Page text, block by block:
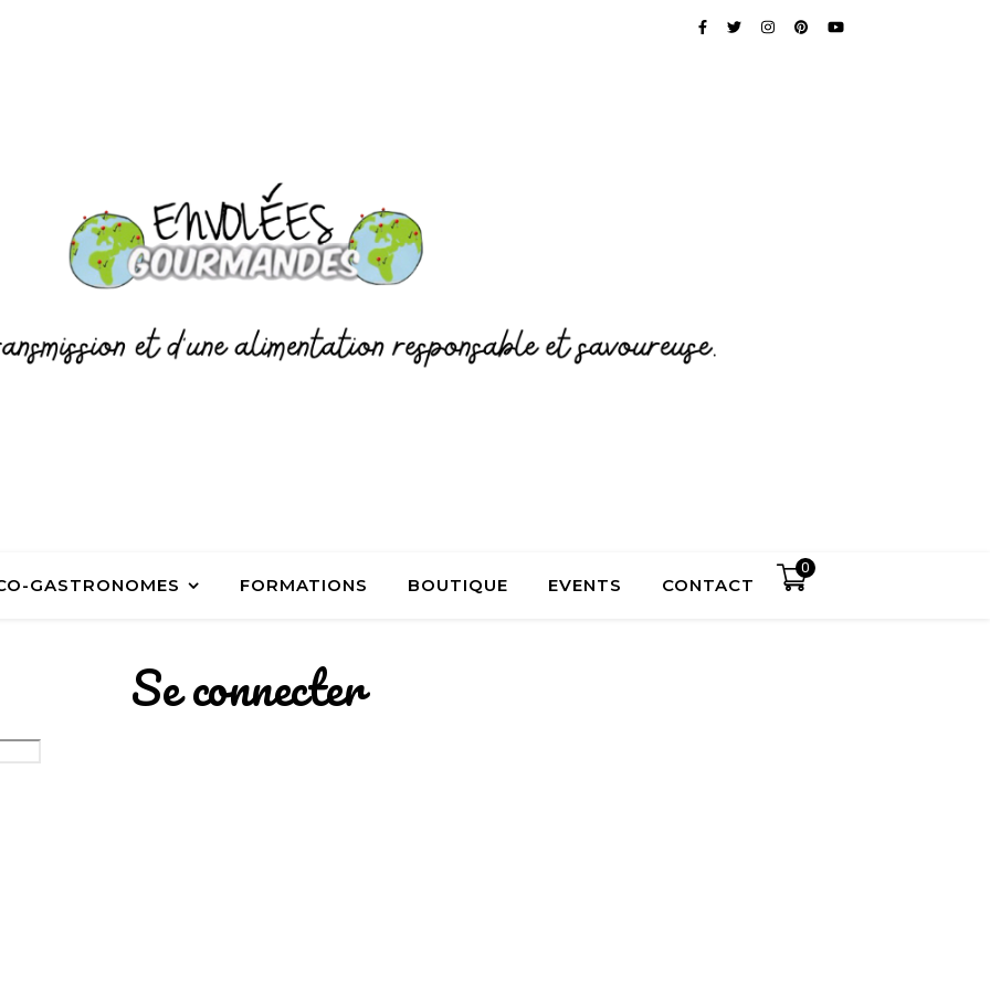
GASTRONOMES FORMATIONS BOUTIQUE EVENTS CONTACT
0
Se connecter